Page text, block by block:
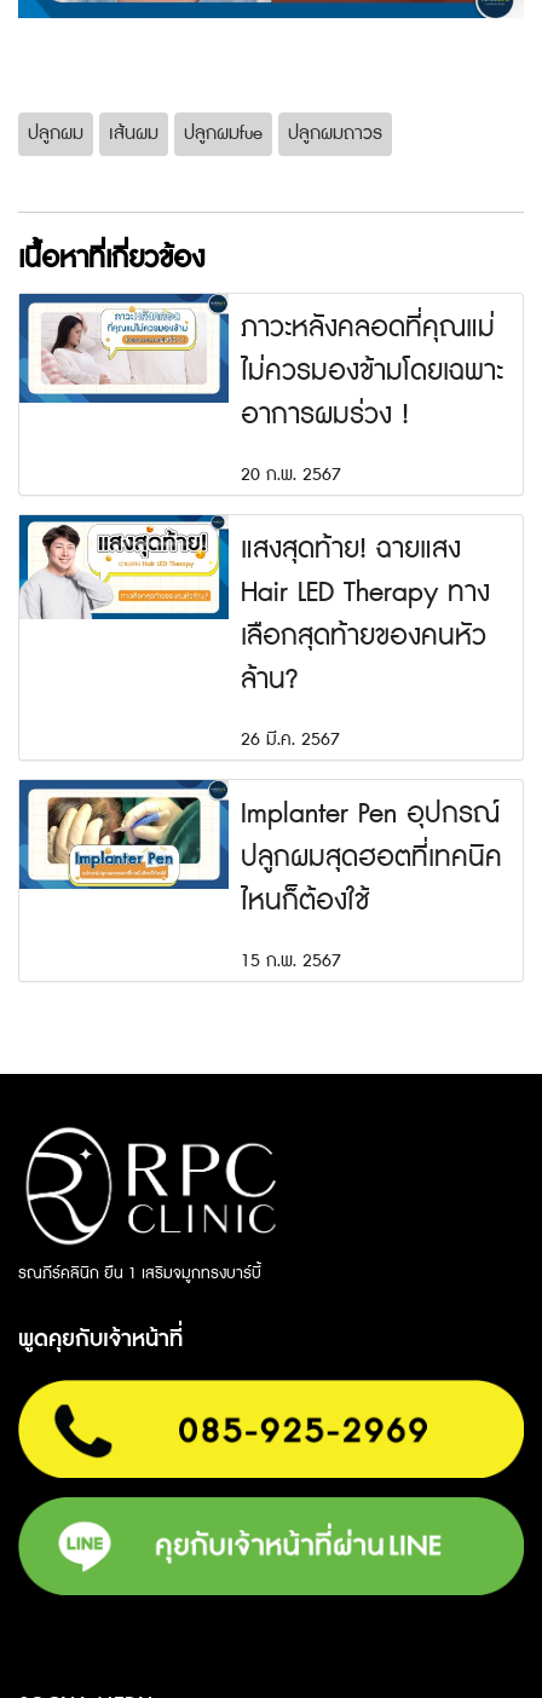
ปลูกผม เส้นผม ปลูกผมfue ปลูกผมถาวร
เนื้อหาที่เกี่ยวข้อง
ภาวะหลังคลอดที่คุณแม่
ไม่ควรมองข้ามโดยเฉพาะ
อาการผมร่วง !
20 ก.พ. 2567
แสงสุดท้าย! ฉายแสง
Hair LED Therapy ทาง
เลือกสุดท้ายของคนหัว
ล้าน?
26 มี.ค. 2567
Implanter Pen อุปกรณ์
ปลูกผมสุดฮอตที่เทคนิค
ไหนก็ต้องใช้
15 ก.พ. 2567
รณภีร์คลินิก ยืน 1 เสริมจมูกทรงบาร์บี้
พูดคุยกับเจ้าหน้าที่